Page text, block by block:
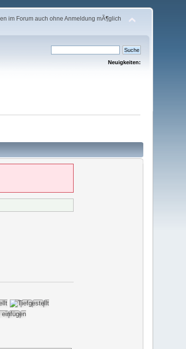
im Forum auch ohne Anmeldung mÃ¶glich
Neuigkeiten: